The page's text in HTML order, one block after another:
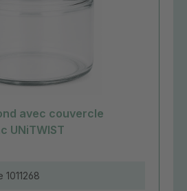
avec couvercle
UNiTWIST
1011268